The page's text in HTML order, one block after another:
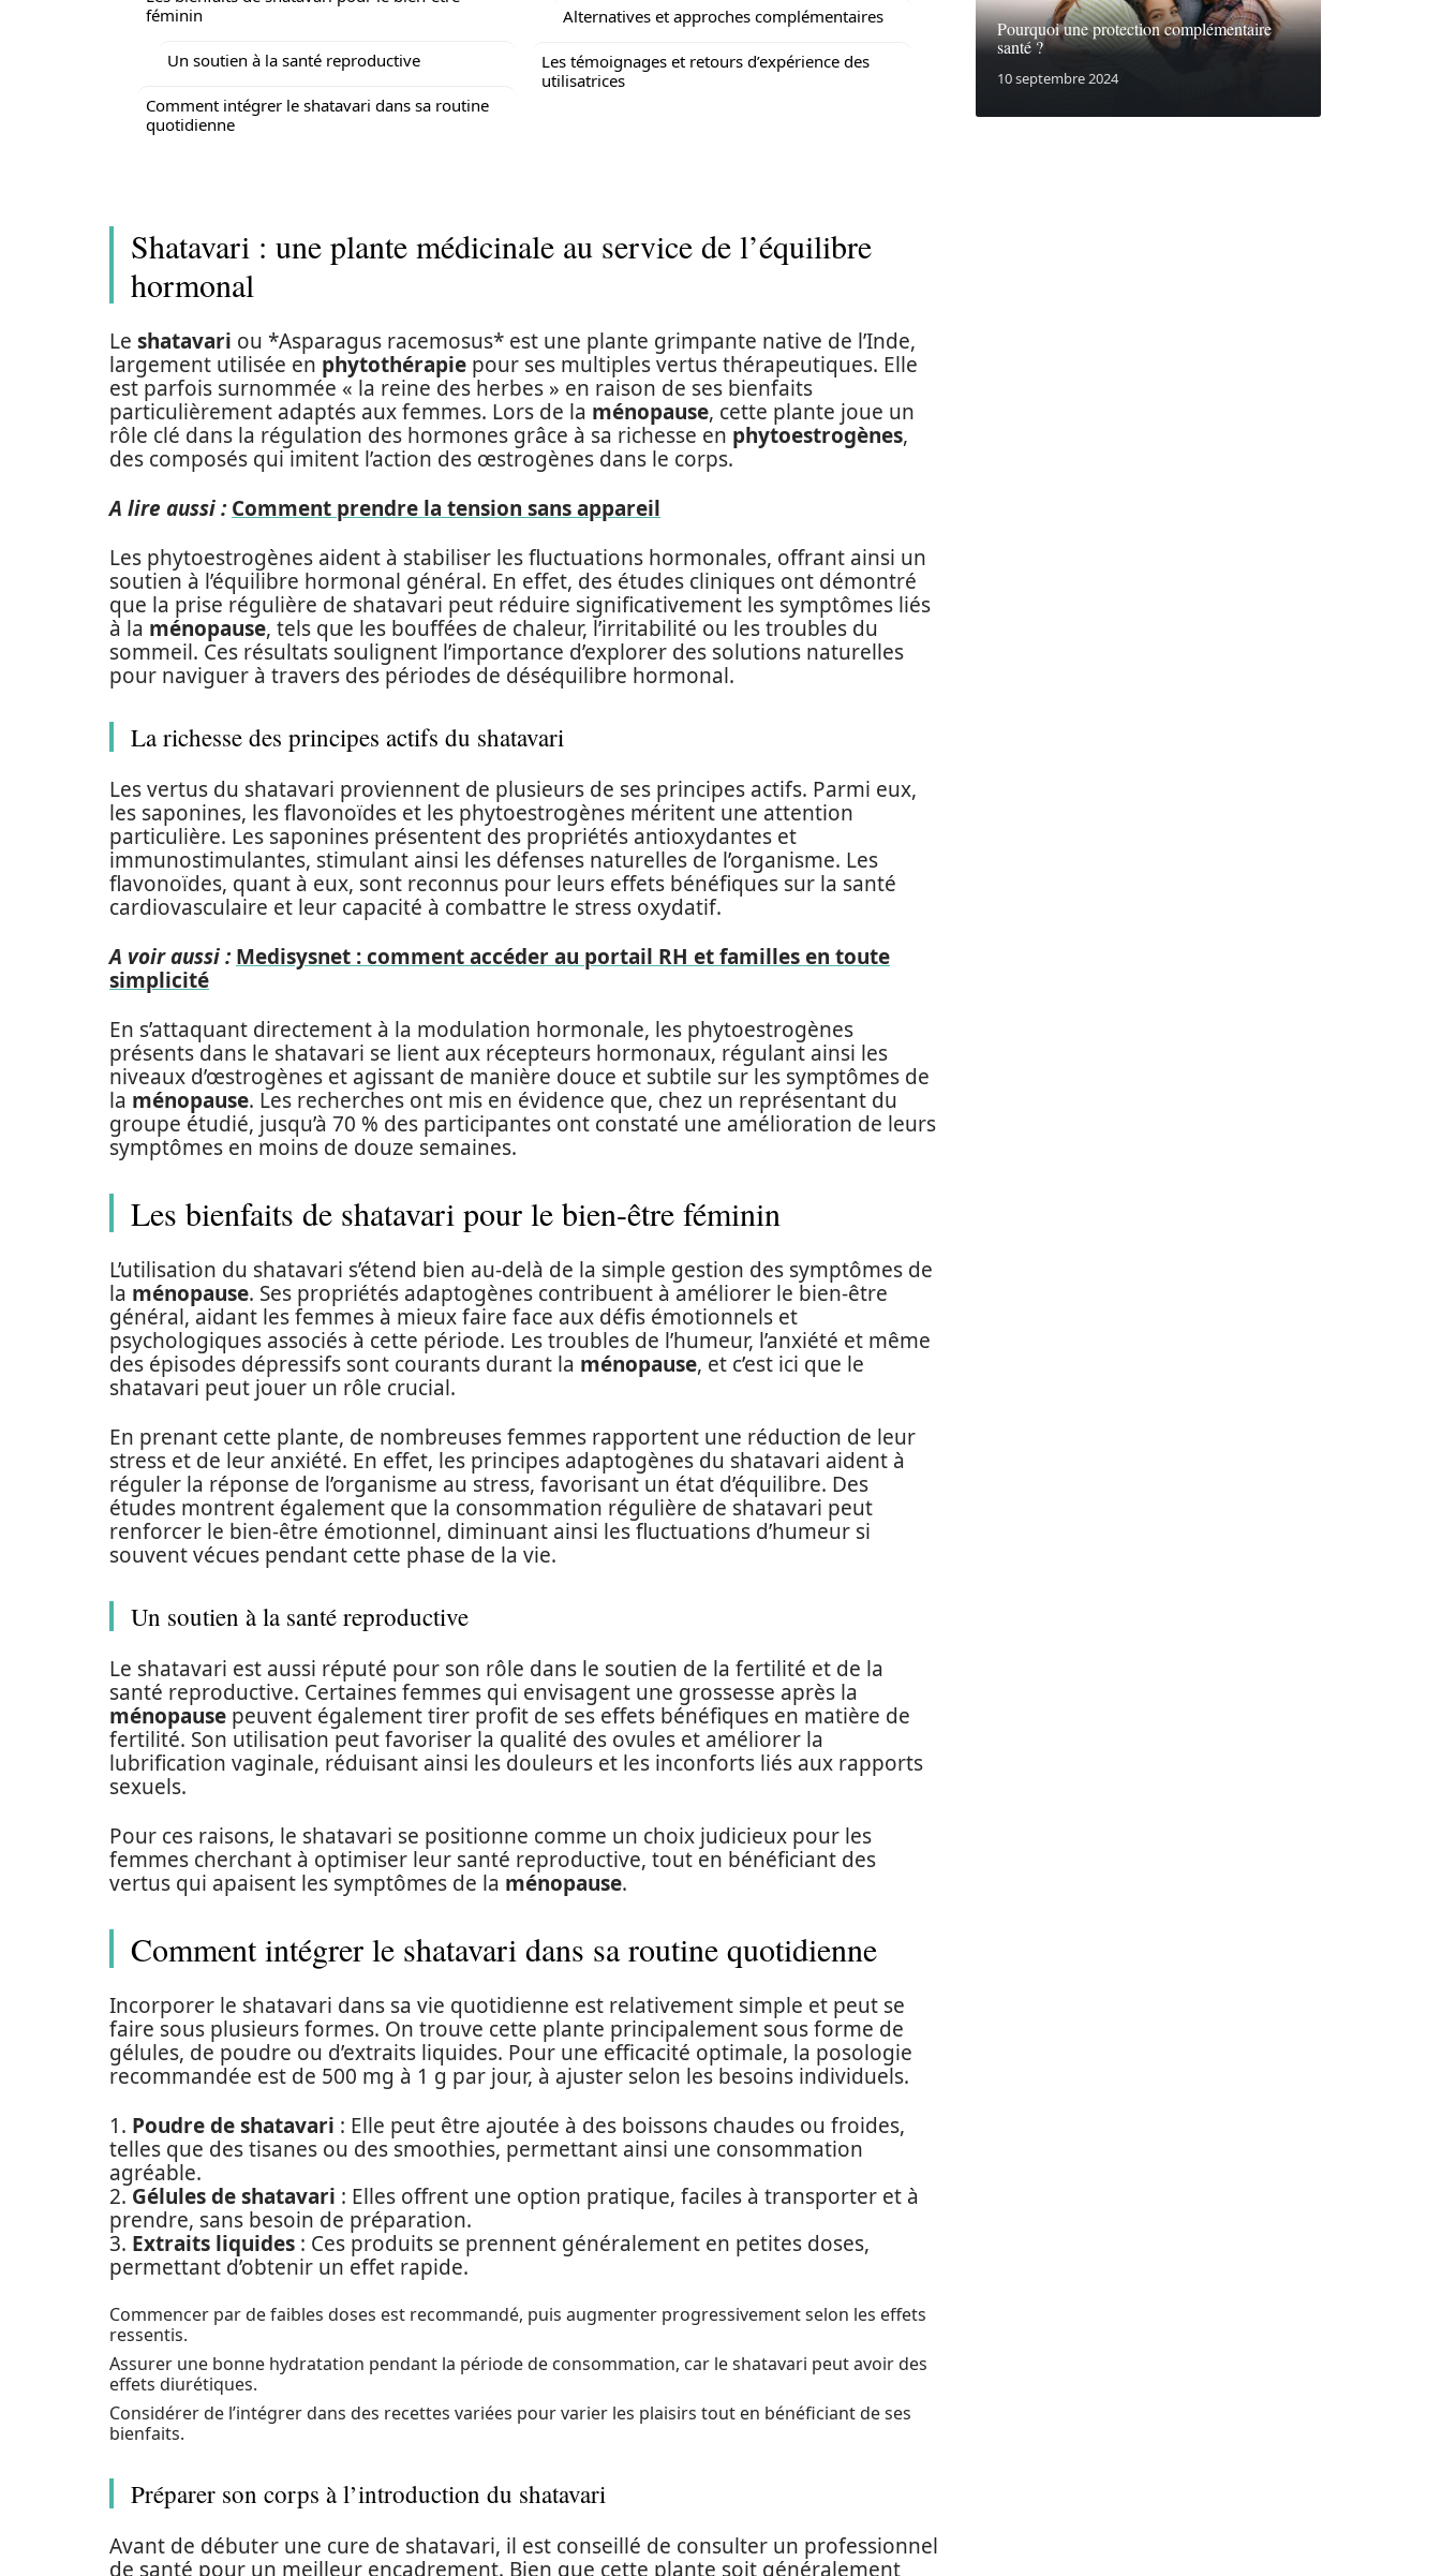
féminin
Un soutien à la santé reproductive
Comment intégrer le shatavari dans sa routine
quotidienne
Alternatives et approches complémentaires
Les témoignages et retours d’expérience des
utilisatrices
Shatavari : une plante médicinale au service de l’équilibre
hormonal
Le shatavari ou *Asparagus racemosus* est une plante grimpante native de l’Inde,
largement utilisée en phytothérapie pour ses multiples vertus thérapeutiques. Elle
est parfois surnommée « la reine des herbes » en raison de ses bienfaits
particulièrement adaptés aux femmes. Lors de la ménopause, cette plante joue un
rôle clé dans la régulation des hormones grâce à sa richesse en phytoestrogènes,
des composés qui imitent l’action des œstrogènes dans le corps.
A lire aussi : Comment prendre la tension sans appareil
Les phytoestrogènes aident à stabiliser les fluctuations hormonales, offrant ainsi un
soutien à l’équilibre hormonal général. En effet, des études cliniques ont démontré
que la prise régulière de shatavari peut réduire significativement les symptômes liés
à la ménopause, tels que les bouffées de chaleur, l’irritabilité ou les troubles du
sommeil. Ces résultats soulignent l’importance d’explorer des solutions naturelles
pour naviguer à travers des périodes de déséquilibre hormonal.
La richesse des principes actifs du shatavari
Les vertus du shatavari proviennent de plusieurs de ses principes actifs. Parmi eux,
les saponines, les flavonoïdes et les phytoestrogènes méritent une attention
particulière. Les saponines présentent des propriétés antioxydantes et
immunostimulantes, stimulant ainsi les défenses naturelles de l’organisme. Les
flavonoïdes, quant à eux, sont reconnus pour leurs effets bénéfiques sur la santé
cardiovasculaire et leur capacité à combattre le stress oxydatif.
A voir aussi : Medisysnet : comment accéder au portail RH et familles en toute
simplicité
En s’attaquant directement à la modulation hormonale, les phytoestrogènes
présents dans le shatavari se lient aux récepteurs hormonaux, régulant ainsi les
niveaux d’œstrogènes et agissant de manière douce et subtile sur les symptômes de
la ménopause. Les recherches ont mis en évidence que, chez un représentant du
groupe étudié, jusqu’à 70 % des participantes ont constaté une amélioration de leurs
symptômes en moins de douze semaines.
Les bienfaits de shatavari pour le bien-être féminin
L’utilisation du shatavari s’étend bien au-delà de la simple gestion des symptômes de
la ménopause. Ses propriétés adaptogènes contribuent à améliorer le bien-être
général, aidant les femmes à mieux faire face aux défis émotionnels et
psychologiques associés à cette période. Les troubles de l’humeur, l’anxiété et même
des épisodes dépressifs sont courants durant la ménopause, et c’est ici que le
shatavari peut jouer un rôle crucial.
En prenant cette plante, de nombreuses femmes rapportent une réduction de leur
stress et de leur anxiété. En effet, les principes adaptogènes du shatavari aident à
réguler la réponse de l’organisme au stress, favorisant un état d’équilibre. Des
études montrent également que la consommation régulière de shatavari peut
renforcer le bien-être émotionnel, diminuant ainsi les fluctuations d’humeur si
souvent vécues pendant cette phase de la vie.
Un soutien à la santé reproductive
Le shatavari est aussi réputé pour son rôle dans le soutien de la fertilité et de la
santé reproductive. Certaines femmes qui envisagent une grossesse après la
ménopause peuvent également tirer profit de ses effets bénéfiques en matière de
fertilité. Son utilisation peut favoriser la qualité des ovules et améliorer la
lubrification vaginale, réduisant ainsi les douleurs et les inconforts liés aux rapports
sexuels.
Pour ces raisons, le shatavari se positionne comme un choix judicieux pour les
femmes cherchant à optimiser leur santé reproductive, tout en bénéficiant des
vertus qui apaisent les symptômes de la ménopause.
Comment intégrer le shatavari dans sa routine quotidienne
Incorporer le shatavari dans sa vie quotidienne est relativement simple et peut se
faire sous plusieurs formes. On trouve cette plante principalement sous forme de
gélules, de poudre ou d’extraits liquides. Pour une efficacité optimale, la posologie
recommandée est de 500 mg à 1 g par jour, à ajuster selon les besoins individuels.
1. Poudre de shatavari : Elle peut être ajoutée à des boissons chaudes ou froides,
telles que des tisanes ou des smoothies, permettant ainsi une consommation
agréable.
2. Gélules de shatavari : Elles offrent une option pratique, faciles à transporter et à
prendre, sans besoin de préparation.
3. Extraits liquides : Ces produits se prennent généralement en petites doses,
permettant d’obtenir un effet rapide.
Commencer par de faibles doses est recommandé, puis augmenter progressivement selon les effets
ressentis.
Assurer une bonne hydratation pendant la période de consommation, car le shatavari peut avoir des
effets diurétiques.
Considérer de l’intégrer dans des recettes variées pour varier les plaisirs tout en bénéficiant de ses
bienfaits.
Préparer son corps à l’introduction du shatavari
Avant de débuter une cure de shatavari, il est conseillé de consulter un professionnel
de santé pour un meilleur encadrement. Bien que cette plante soit généralement
Pourquoi une protection complémentaire
santé ?
10 septembre 2024